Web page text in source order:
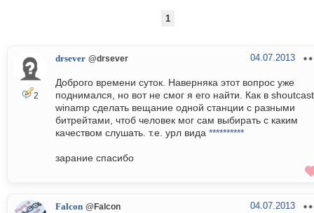
1
2
drsever @drsever 04.07.2013
Доброго времени суток. Наверняка этот вопрос уже
поднимался, но вот не смог я его найти. Как в
winamp сделать вещание одной станции с разными
битрейтами, чтоб человек мог сам выбирать с каким
качеством слушать. т.е. урл вида **********
зарание спасибо
Falcon @Falcon 04.07.2013